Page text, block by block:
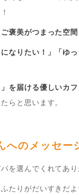
褒美がつまった空間
になりたい！」「ゆ
を届ける優しいカフ
らと思います。
へのメッセー
を選んでくれてあり
たりがだいすきだ